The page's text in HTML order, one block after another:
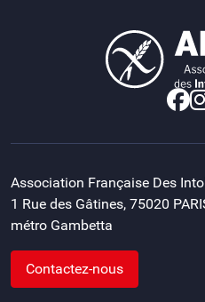
Association Française Des
1 Rue des Gâtines, 75020
métro Gambetta
Contactez-nous